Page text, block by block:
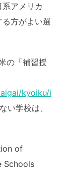
アメリカ
方がよい選
の「補習授
kyoiku/i
い学校は、
of
Schools